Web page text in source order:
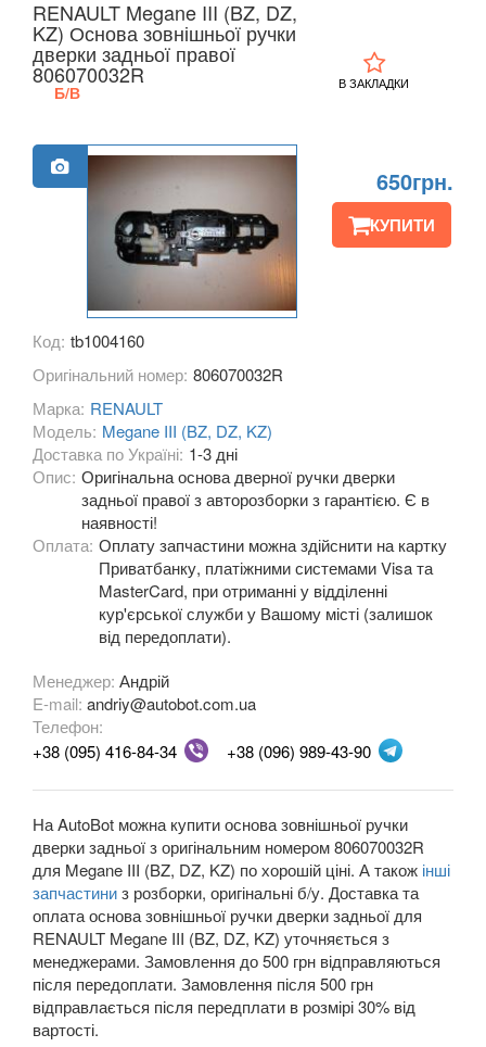
KIA
LANCIA
LEXUS
MASERATI
MERCEDES-BENZ
MITSUBISHI
NISSAN
OPEL
PEUGEOT keyboard_arrow_down
PORSCHE keyboard_arrow_down
Captur (J5)
Clio III (BR, CR, KR)
Duster (FE, HS)
Fluence (L3, B3)
Espace IV (JK0)
Grand Espace IV (JK0)
Espace V
RENAULT Megane III (BZ, DZ,
KZ) Основа зовнішньої ручки
дверки задньої правої
806070032R
Б/В
650грн.
КУПИТИ
В ЗАКЛАДКИ
Код: tb1004160
Оригінальний номер: 806070032R
Марка: RENAULT
Модель: Megane III (BZ, DZ, KZ)
Доставка по Україні: 1-3 дні
Опис: Оригінальна основа дверної ручки дверки
задньої правої з авторозборки з гарантією. Є в
наявності!
Оплата: Оплату запчастини можна здійснити на картку
Приватбанку, платіжними системами Visa та
MasterCard, при отриманні у відділенні
кур'єрської служби у Вашому місті (залишок
від передоплати).
Менеджер: Андрій
E-mail: andriy@autobot.com.ua
Телефон:
+38 (095) 416-84-34
+38 (096) 989-43-90
На AutoBot можна купити основа зовнішньої ручки
дверки задньої з оригінальним номером 806070032R
для Megane III (BZ, DZ, KZ) по хорошій ціні. А також інші
запчастиниз розборки, оригінальні б/у. Доставка та
оплата основа зовнішньої ручки дверки задньої для
RENAULT Megane III (BZ, DZ, KZ) уточняється з
менеджерами. Замовлення до 500 грн відправляються
після передоплати. Замовлення після 500 грн
відправлається після передплати в розмірі 30% від
вартості.